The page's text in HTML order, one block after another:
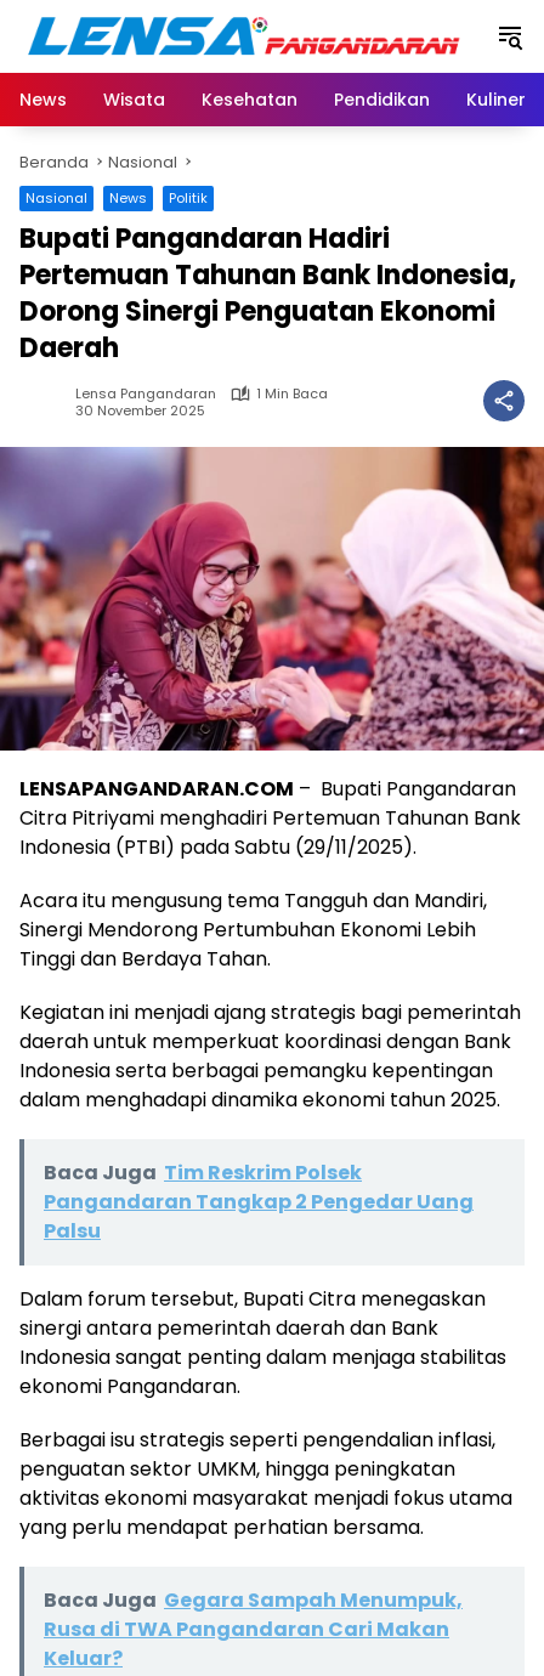
Langsung
konten
News
Wisata Kesehatan Pendidikan Kuliner
Beranda Nasional
Nasional News Politik
Bupati Pangandaran Hadiri
Pertemuan Tahunan Bank Indonesia,
Dorong Sinergi Penguatan Ekonomi
Daerah
Lensa Pangandaran
1 Min Baca
30 November 2025
LENSAPANGANDARAN.COM – Bupati Pangandaran
Citra Pitriyami menghadiri Pertemuan Tahunan Bank
Indonesia (PTBI) pada Sabtu (29/11/2025).
Acara itu mengusung tema Tangguh dan Mandiri,
Sinergi Mendorong Pertumbuhan Ekonomi Lebih
Tinggi dan Berdaya Tahan.
Kegiatan ini menjadi ajang strategis bagi pemerintah
daerah untuk memperkuat koordinasi dengan Bank
Indonesia serta berbagai pemangku kepentingan
dalam menghadapi dinamika ekonomi tahun 2025.
Baca Juga Tim Reskrim Polsek
Pangandaran Tangkap 2 Pengedar Uang
Palsu
Dalam forum tersebut, Bupati Citra menegaskan
sinergi antara pemerintah daerah dan Bank
Indonesia sangat penting dalam menjaga stabilitas
ekonomi Pangandaran.
Berbagai isu strategis seperti pengendalian inflasi,
penguatan sektor UMKM, hingga peningkatan
aktivitas ekonomi masyarakat menjadi fokus utama
yang perlu mendapat perhatian bersama.
Baca Juga Gegara Sampah Menumpuk,
Rusa di TWA Pangandaran Cari Makan
Keluar?